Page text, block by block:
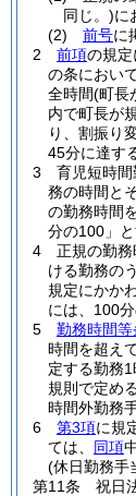
同じ。)に
(2)
前号に
2
前項の規定
の条におい
全時間(町長
内で町長が
り、割振り
45分に達す
3
育児短時
務の時間と
の勤務時間
分の100」と
4
正規の勤
ける勤務の
規定にかか
には、100
5
勤務時間
時間を超え
定する勤務
規則で定め
時間外勤務
6
第3項に規
ては、 同項
(休日勤務手
第11条
祝日